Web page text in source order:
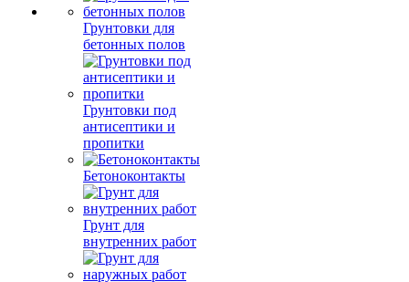
Грунтовки для
бетонных полов
Грунтовки под
антисептики и
пропитки
Бетоноконтакты
Грунт для
внутренних работ